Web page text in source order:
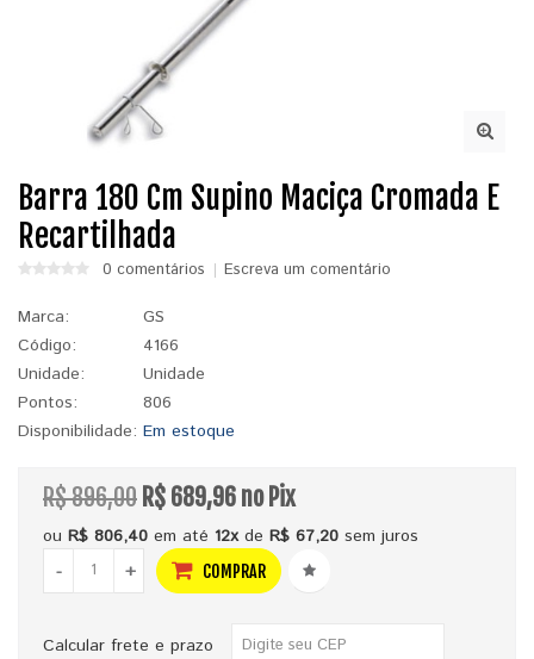
Barra 180 Cm Supino Maciça Cromada E
Recartilhada
0 comentários Escreva um comentário
Marca:
GS
Código:
4166
Unidade:
Unidade
Pontos:
806
Disponibilidade: Em estoque
R$ 896,00 R$ 689,96 no Pix
ou R$ 806,40 em até 12xde R$ 67,20 sem juros
-
+ COMPRAR
Calcular frete e prazo